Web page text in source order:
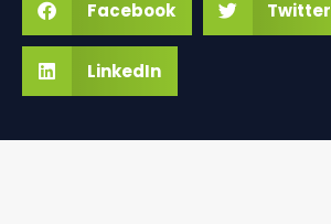
Facebook Twitter
LinkedIn